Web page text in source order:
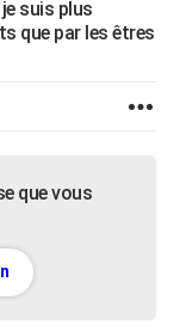
suis plus
que par les êtres
que vous